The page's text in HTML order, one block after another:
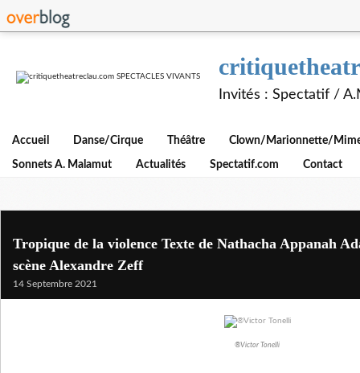
Invités : Spectatif /
Accueil Danse/Cirque Théâtre Clown/Marionnette/
Sonnets A. Malamut Actualités Spectatif.com Contact
Tropique de la violence Texte de Nathacha Appanah
scène Alexandre Zeff
14 Septembre 2021
®Victor Tonelli